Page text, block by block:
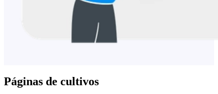
Páginas de cultivos